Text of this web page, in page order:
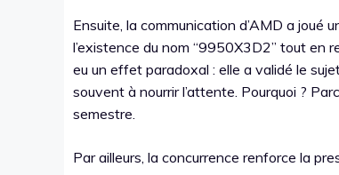
Ensuite, la communication d’AMD a joué
l’existence du nom “9950X3D2” tout en
eu un effet paradoxal : elle a validé le
souvent à nourrir l’attente. Pourquoi ?
semestre.
Par ailleurs, la concurrence renforce la